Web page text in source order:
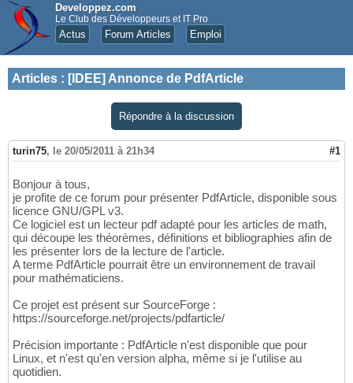
Developpez.com
Le Club des Développeurs et IT Pro
Actus Forum Articles Emploi
Articles : [IDEE] Annonce de PdfArticle
Répondre à la discussion
turin75, le 20/05/2011 à 21h34 #1
Bonjour à tous,
je profite de ce forum pour présenter PdfArticle, disponible sous
licence GNU/GPL v3.
Ce logiciel est un lecteur pdf adapté pour les articles de math,
qui découpe les théorèmes, définitions et bibliographies afin de
les présenter lors de la lecture de l'article.
A terme PdfArticle pourrait être un environnement de travail
pour mathématiciens.
Ce projet est présent sur SourceForge :
https://sourceforge.net/projects/pdfarticle/
Précision importante : PdfArticle n'est disponible que pour
Linux, et n'est qu'en version alpha, même si je l'utilise au
quotidien.